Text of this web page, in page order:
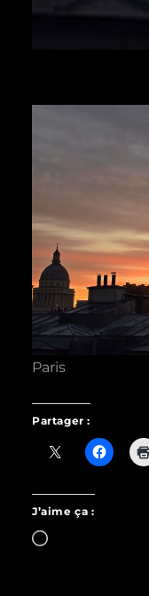
Paris
Partager :
J’aime ça :
Chargement…